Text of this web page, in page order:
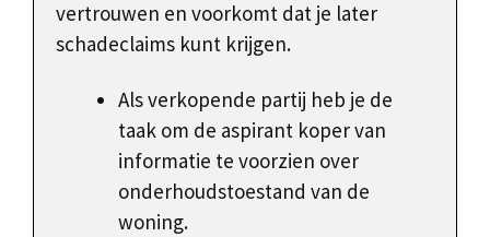
vertrouwen en voorkomt dat je later
schadeclaims kunt krijgen.
Als verkopende partij heb je de
taak om de aspirant koper van
informatie te voorzien over
onderhoudstoestand van de
woning.